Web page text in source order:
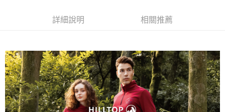
詳細說明 相關推薦